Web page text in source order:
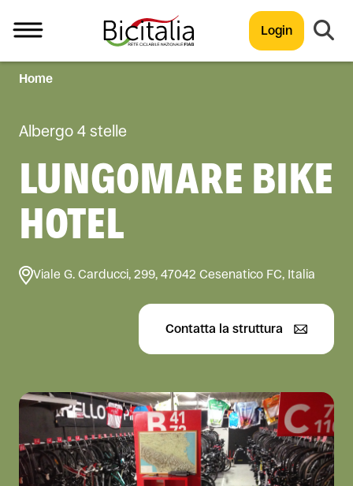
Login
TUTTO
Home
Albergo 4 stelle
LUNGOMARE BIKE
HOTEL
Viale G. Carducci, 299, 47042 Cesenatico FC, Italia
Contatta la struttura